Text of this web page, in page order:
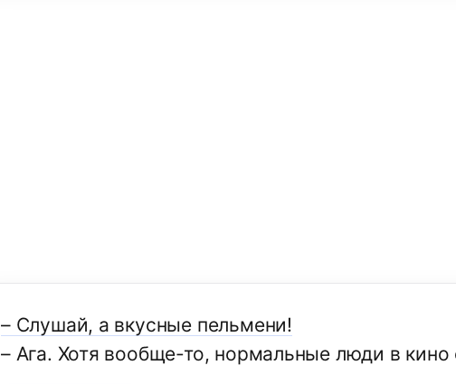
– Слушай, а вкусные пельмени!
– Ага. Хотя вообще-то, нормальные люди в кино